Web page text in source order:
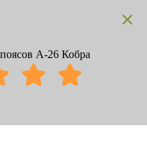
А-26 Кобра